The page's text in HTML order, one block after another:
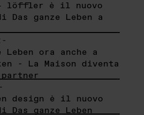
+ löffler è il nuovo
Das ganze Leben a
-
Leben ora anche a
- La Maison diventa
design è il nuovo
Das ganze Leben